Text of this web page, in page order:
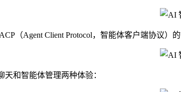
Agent Client Protocol，智能体客户端协议）的
和智能体管理两种体验：